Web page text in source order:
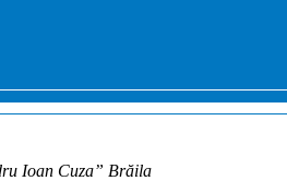
Ioan Cuza” Brăila